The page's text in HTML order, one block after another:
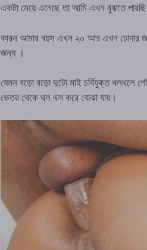
একটা মেয়ে এনেছে তা আমি এখন বুঝতে
কারন আমার বয়স এখন ২০ আর এখন চোদার
জন্য ।
যেমন বড়ো বড়ো দুটো মাই চর্বিযুক্ত থলথলে
ভেতর থেকে থল থল করে বোঝা যায়।